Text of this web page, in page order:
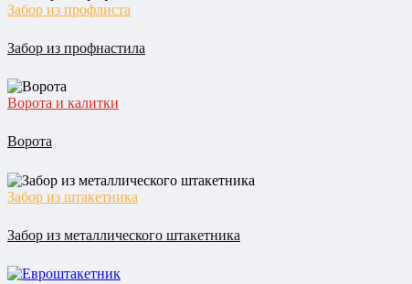
Забор из профлиста
Забор из профнастила
Ворота и калитки
Ворота
Забор из штакетника
Забор из металлического штакетника